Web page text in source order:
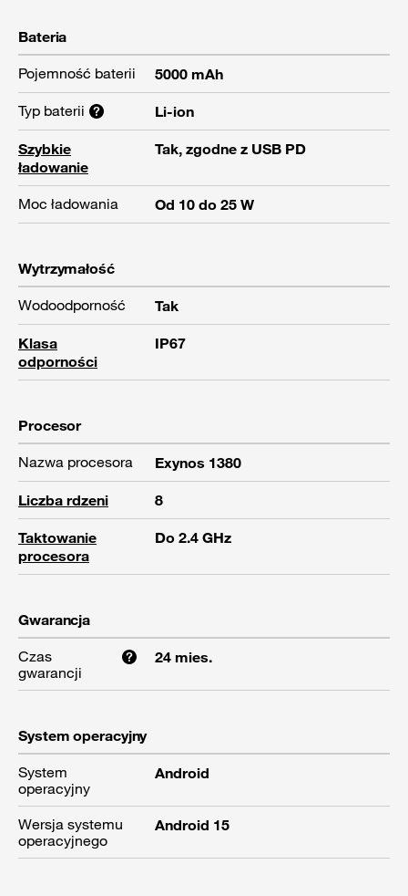
Bateria
Pojemność baterii
5000 mAh
Typ baterii
Li-ion
Szybkie
ładowanie
Tak, zgodne z USB PD
Moc ładowania Od 10 do 25 W
Wytrzymałość
Wodoodporność
Tak
Klasa
odporności
IP67
Procesor
Nazwa procesora
Exynos 1380
Liczba rdzeni 8
Taktowanie
procesora
Do 2.4 GHz
Gwarancja
Czas
gwarancji
24 mies.
System operacyjny
System
operacyjny
Android
Wersja systemu
operacyjnego
Android 15